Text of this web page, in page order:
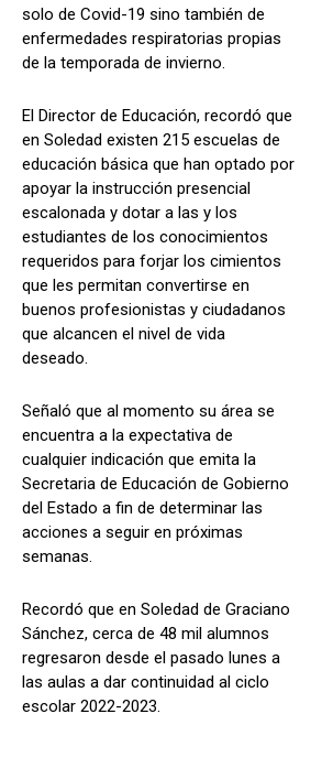
solo de Covid-19 sino también de
enfermedades respiratorias propias
de la temporada de invierno.
El Director de Educación, recordó que
en Soledad existen 215 escuelas de
educación básica que han optado por
apoyar la instrucción presencial
escalonada y dotar a las y los
estudiantes de los conocimientos
requeridos para forjar los cimientos
que les permitan convertirse en
buenos profesionistas y ciudadanos
que alcancen el nivel de vida
deseado.
Señaló que al momento su área se
encuentra a la expectativa de
cualquier indicación que emita la
Secretaria de Educación de Gobierno
del Estado a fin de determinar las
acciones a seguir en próximas
semanas.
Recordó que en Soledad de Graciano
Sánchez, cerca de 48 mil alumnos
regresaron desde el pasado lunes a
las aulas a dar continuidad al ciclo
escolar 2022-2023.